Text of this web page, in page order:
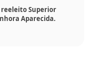
reeleito Superior
Aparecida.